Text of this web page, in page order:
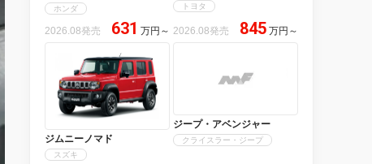
ホンダ
2026.08発売 631 万円 ～
トヨタ
2026.08発売 845 万円 ～
ジムニーノマド
スズキ
ジープ・アベンジャー
クライスラー・ジープ